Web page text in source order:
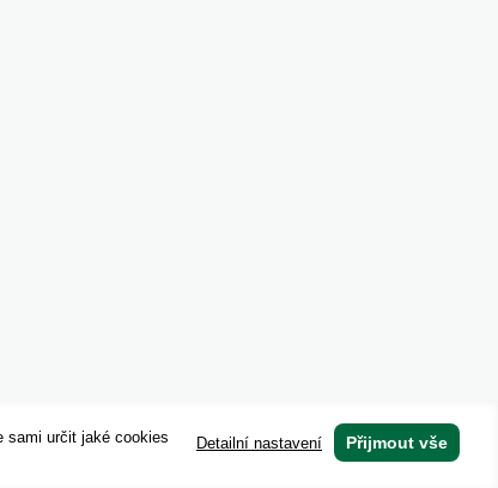
sami určit jaké cookies
Přijmout vše
Detailní nastavení